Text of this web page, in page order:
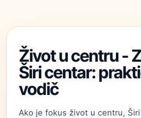
Život u centru -
Širi centar:
vodič
Ako je fokus život u centru,